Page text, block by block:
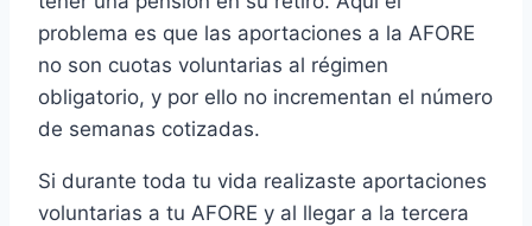
problema es que las aportaciones a la AFORE
no son cuotas voluntarias al régimen
obligatorio, y por ello no incrementan el número
de semanas cotizadas.
Si durante toda tu vida realizaste aportaciones
voluntarias a tu AFORE y al llegar a la tercera